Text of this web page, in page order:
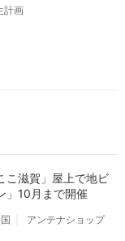
計画
こ滋賀」屋上で地ビ
」10月まで開催
アンテナショップ